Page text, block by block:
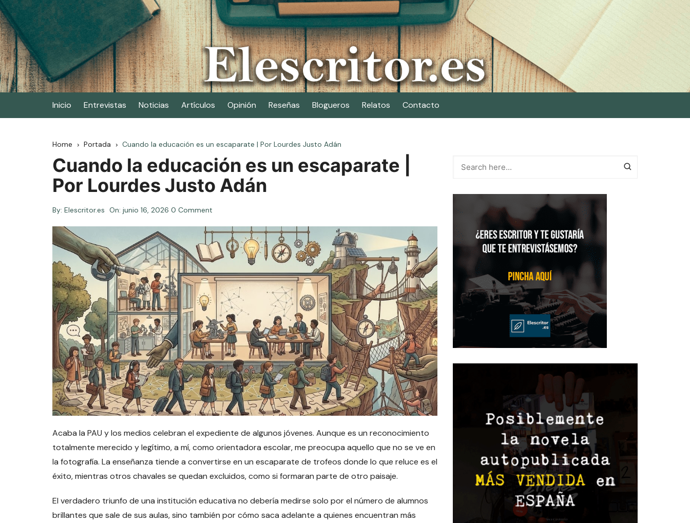
Skip
to
content
Elescritor.es
El periódico digital de los escritores
Inicio Entrevistas Noticias Artículos Opinión Reseñas Blogueros Relatos Contacto
Home Portada Cuando la educación es un escaparate | Por Lourdes Justo Adán
Cuando la educación es un escaparate |
Por Lourdes Justo Adán
By: Elescritor.es On: junio 16, 2026 0 Comment
Acaba la PAU y los medios celebran el expediente de algunos jóvenes. Aunque es un reconocimiento
totalmente merecido y legítimo, a mí, como orientadora escolar, me preocupa aquello que no se ve en
la fotografía. La enseñanza tiende a convertirse en un escaparate de trofeos donde lo que reluce es el
éxito, mientras otros chavales se quedan excluidos, como si formaran parte de otro paisaje.
El verdadero triunfo de una institución educativa no debería medirse solo por el número de alumnos
brillantes que sale de sus aulas, sino también por cómo saca adelante a quienes encuentran más